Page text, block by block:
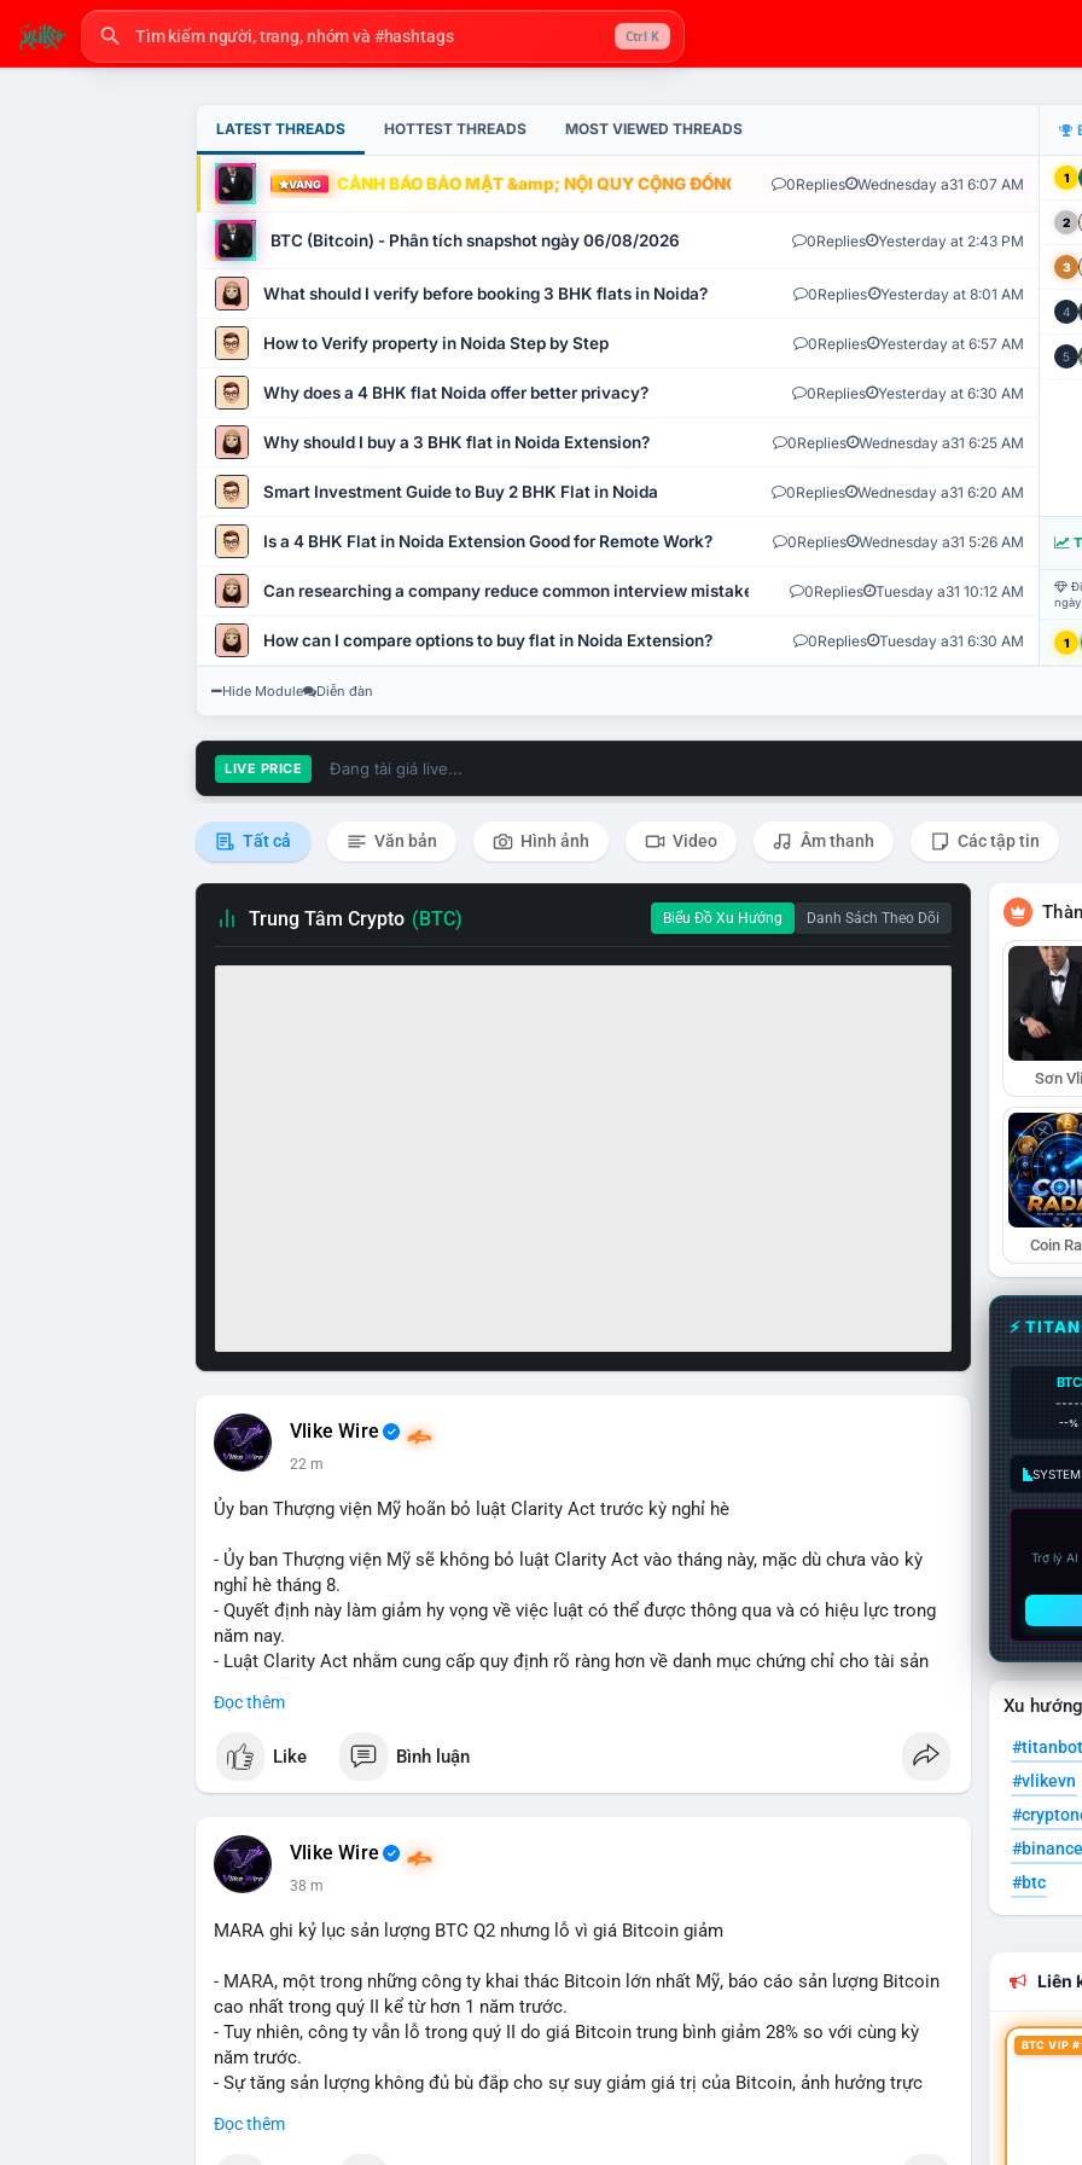
Ctrl K
LATEST THREADS HOTTEST THREADS MOST VIEWED THREADS
VÀNG CẢNH BÁO BẢO MẬT &amp; NỘI QUY CỘNG ĐỒNG VLIKE.VN: HỆ THỐNG GIÁM SÁT TỰ
0Replies Wednesday a31 6:07 AM
BTC (Bitcoin) - Phân tích snapshot ngày 06/08/2026 0Replies Yesterday at 2:43 PM
What should I verify before booking 3 BHK flats in Noida? 0Replies Yesterday at 8:01 AM
How to Verify property in Noida Step by Step 0Replies Yesterday at 6:57 AM
Why does a 4 BHK flat Noida offer better privacy? 0Replies Yesterday at 6:30 AM
Why should I buy a 3 BHK flat in Noida Extension? 0Replies Wednesday a31 6:25 AM
Smart Investment Guide to Buy 2 BHK Flat in Noida 0Replies Wednesday a31 6:20 AM
Is a 4 BHK Flat in Noida Extension Good for Remote Work? 0Replies Wednesday a31 5:26 AM
Can researching a company reduce common interview mistakes? 0Replies Tuesday a31 10:12 AM
How can I compare options to buy flat in Noida Extension? 0Replies Tuesday a31 6:30 AM
1
2
3
4
5
1
Hide Module Diễn đàn
LIVE PRICE Đang tải giá live...
Tất cả Văn bản Hình ảnh Video Âm thanh Các tập tin
Trung Tâm Crypto (BTC) Biểu Đồ Xu Hướng Danh Sách Theo Dõi
Vlike Wire
22 m
Ủy ban Thượng viện Mỹ hoãn bỏ luật Clarity Act trước kỳ nghỉ hè
- Ủy ban Thượng viện Mỹ sẽ không bỏ luật Clarity Act vào tháng này, mặc dù chưa vào kỳ
nghỉ hè tháng 8.
- Quyết định này làm giảm hy vọng về việc luật có thể được thông qua và có hiệu lực trong
năm nay.
- Luật Clarity Act nhằm cung cấp quy định rõ ràng hơn về danh mục chứng chỉ cho tài sản
- Sự trì hoãn có thể ảnh hưởng đến sự tin tưởng của nhà đầu tư và phát triển thị trường
$btc $eth
#vlikevn
📰 Nguồn: CoinDesk
Đọc thêm
Like Bình luận
Vlike Wire
38 m
MARA ghi kỷ lục sản lượng BTC Q2 nhưng lỗ vì giá Bitcoin giảm
- MARA, một trong những công ty khai thác Bitcoin lớn nhất Mỹ, báo cáo sản lượng Bitcoin
cao nhất trong quý II kể từ hơn 1 năm trước.
- Tuy nhiên, công ty vẫn lỗ trong quý II do giá Bitcoin trung bình giảm 28% so với cùng kỳ
năm trước.
- Sự tăng sản lượng không đủ bù đắp cho sự suy giảm giá trị của Bitcoin, ảnh hưởng trực
Đọc thêm
Sơn
Coin
⚡
BTC
--%
Trợ lý
Xu
#titanbot
#vlikevn
#btc
Liên
BTC VIP